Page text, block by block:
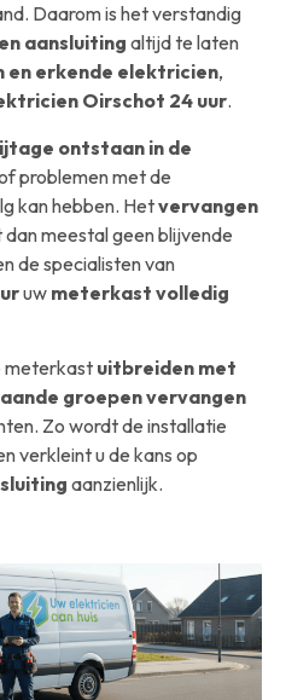
Daarom is het verstandig
aansluiting altijd te laten
en erkende elektricien,
Oirschot 24 uur.
ontstaan in de
problemen met de
kan hebben. Hetvervangen
meestal geen blijvende
de specialisten van
uw meterkast volledig
meterkast uitbreiden met
groepen vervangen
Zo wordt de installatie
verkleint u de kans op
aanzienlijk.